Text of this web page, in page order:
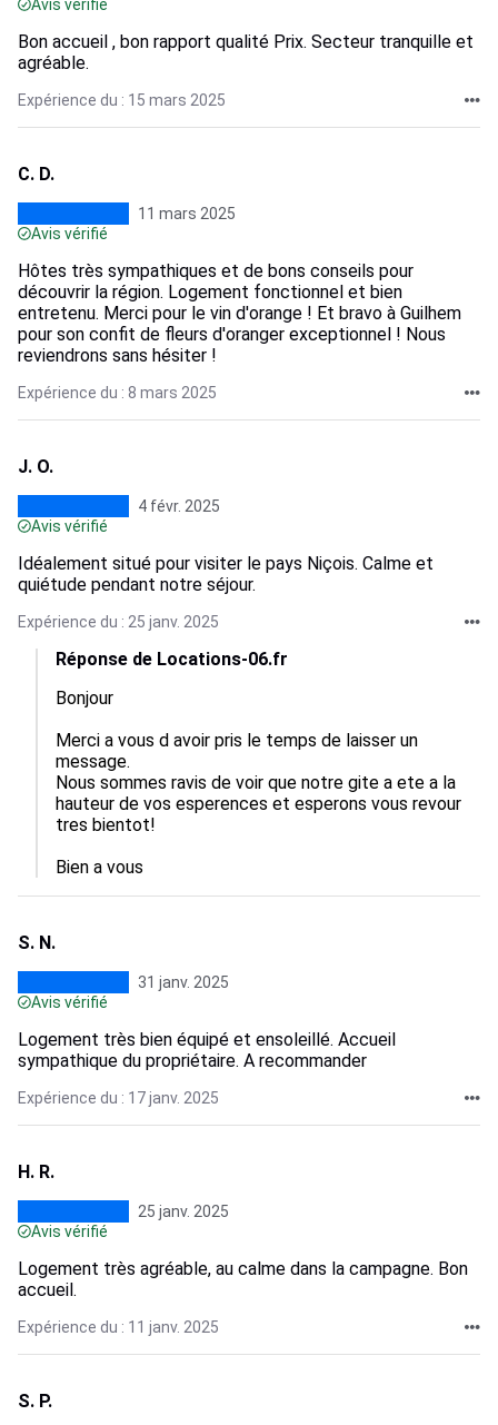
Avis vérifié
Bon accueil , bon rapport qualité Prix. Secteur tranquille et
agréable.
Expérience du : 15 mars 2025
C. D.
11 mars 2025
Avis vérifié
Hôtes très sympathiques et de bons conseils pour
découvrir la région. Logement fonctionnel et bien
entretenu. Merci pour le vin d'orange ! Et bravo à Guilhem
pour son confit de fleurs d'oranger exceptionnel ! Nous
reviendrons sans hésiter !
Expérience du : 8 mars 2025
J. O.
4 févr. 2025
Avis vérifié
Idéalement situé pour visiter le pays Niçois. Calme et
quiétude pendant notre séjour.
Expérience du : 25 janv. 2025
Réponse de Locations-06.fr
Bonjour
Merci a vous d avoir pris le temps de laisser un
message.
Nous sommes ravis de voir que notre gite a ete a la
hauteur de vos esperences et esperons vous revour
tres bientot!
Bien a vous
S. N.
31 janv. 2025
Avis vérifié
Logement très bien équipé et ensoleillé. Accueil
sympathique du propriétaire. A recommander
Expérience du : 17 janv. 2025
H. R.
25 janv. 2025
Avis vérifié
Logement très agréable, au calme dans la campagne. Bon
accueil.
Expérience du : 11 janv. 2025
S. P.